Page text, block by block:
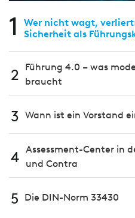
1
Wer nicht wagt,
Sicherheit als
2
Führung 4.0 – was
braucht
3 Wann ist ein Vorstand
4 Assessment-Center in
und Contra
5 Die DIN-Norm 33430